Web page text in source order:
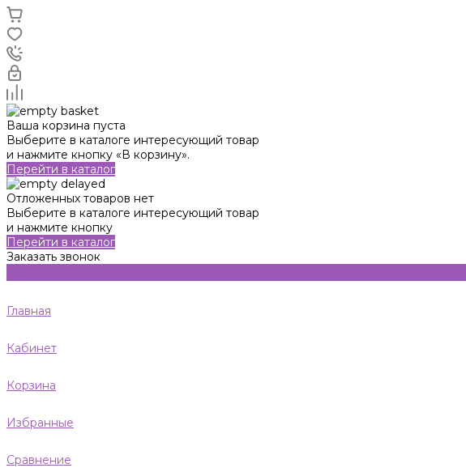
Ваша корзина пуста
Выберите в каталоге интересующий товар
и нажмите кнопку «В корзину».
Перейти в каталог
Отложенных товаров нет
Выберите в каталоге интересующий товар
и нажмите кнопку
Перейти в каталог
Заказать звонок
Главная
Кабинет
Корзина
Избранные
Сравнение